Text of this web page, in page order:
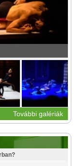
További galériák